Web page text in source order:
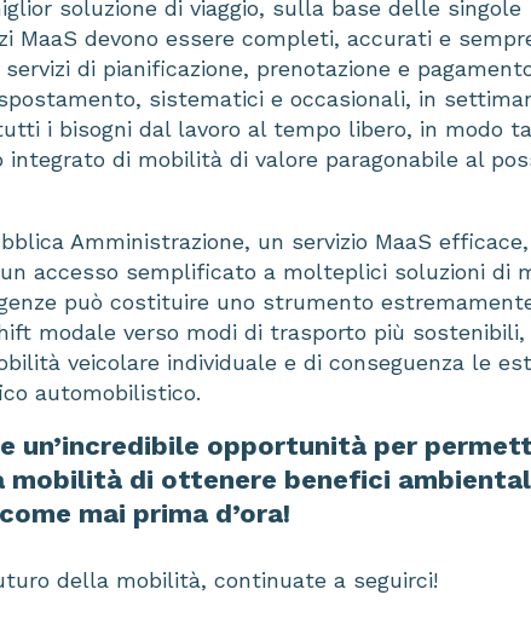
soluzione di viaggio, sulla base delle singole
MaaS devono essere completi, accurati e
di pianificazione, prenotazione e
sistematici e occasionali, in
i bisogni dal lavoro al tempo libero, in modo
di mobilità di valore paragonabile al
Amministrazione, un servizio MaaS
accesso semplificato a molteplici soluzioni di
può costituire uno strumento
modale verso modi di trasporto più sostenibili,
veicolare individuale e di conseguenza le
automobilistico.
un’incredibile opportunità per
mobilità di ottenere benefici
mai prima d’ora!
della mobilità, continuate a seguirci!